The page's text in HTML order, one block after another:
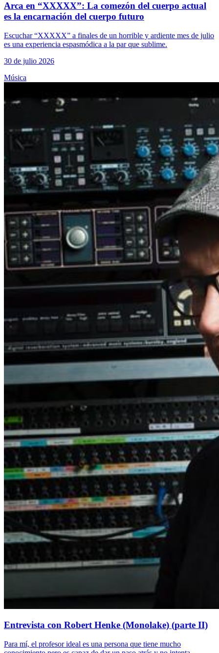
Arca en “XXXXX”: La comezón del cuerpo actual
es la encarnación del cuerpo futuro
Escuchar “XXXXX” a finales de un horrible y ardiente mes de julio
es una experiencia espasmódica a la par que sublime.
30 de julio 2026
Música
Entrevista con Robert Henke (Monolake) (parte II)
Para mí, el profesor ideal es una persona que tiene mucho